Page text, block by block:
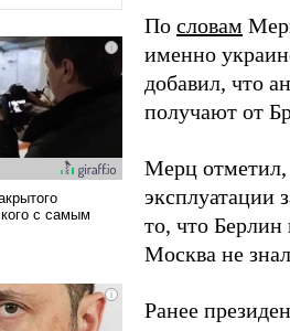
По словам
именно
добавил, что
получают от
Мерц отметил,
эксплуатации
то, что
Москва не
Ранее